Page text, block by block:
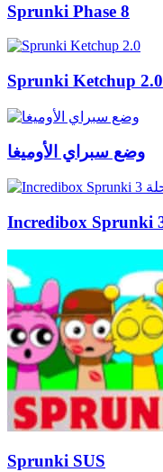
Sprunki Phase 8
Sprunki Ketchup 2.0
وضع سبراي الأوميغا
Sprunki SUS